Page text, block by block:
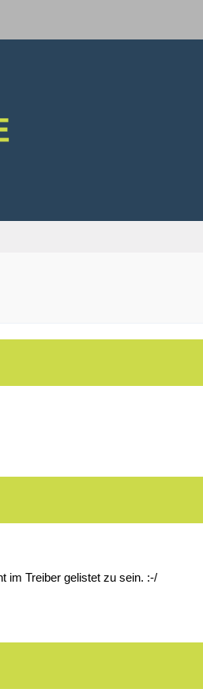
im Treiber gelistet zu sein. :-/